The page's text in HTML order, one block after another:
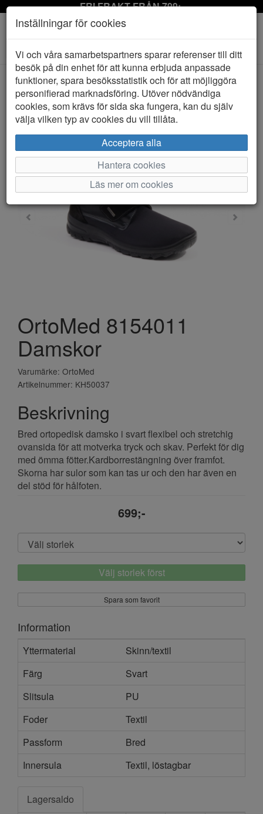
FRI FRAKT FRÅN 799:-
Toggle
navigation
HEM ORTOMED
OrtoMed 8154011
Damskor
Varumärke: OrtoMed
Artikelnummer: KH50037
Beskrivning
Bred ortopedisk damsko i svart flexibel och stretchig
ovansida för att motverka tryck och skav. Perfekt för dig
med ömma fötter.Kardborrestängning över framfot.
Skorna har sulor som kan tas ur och den har även en
del stöd för hålfoten.
699;-
Välj storlek först
Spara som favorit
Information
Yttermaterial
Skinn/textil
Färg
Svart
Slitsula
PU
Foder
Textil
Passform
Bred
Innersula
Textil, löstagbar
Lagersaldo
Inställningar för cookies
Vi och våra samarbetspartners sparar referenser till ditt
besök på din enhet för att kunna erbjuda anpassade
funktioner, spara besöksstatistik och för att möjliggöra
personifierad marknadsföring. Utöver nödvändiga
cookies, som krävs för sida ska fungera, kan du själv
välja vilken typ av cookies du vill tillåta.
Acceptera alla
Hantera cookies
Läs mer om cookies